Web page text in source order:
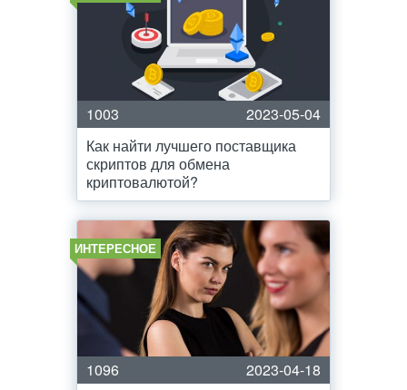
1003
2023-05-04
Как найти лучшего поставщика
скриптов для обмена
криптовалютой?
ИНТЕРЕСНОЕ
1096
2023-04-18